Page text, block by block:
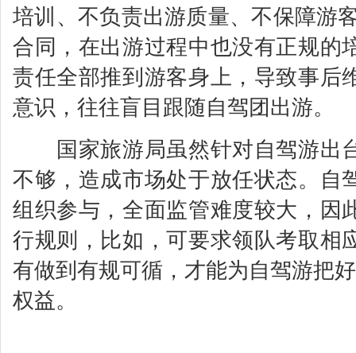
培训、不负责出游质量、不保障游
合同，在出游过程中也没有正规的
责任全部推到游客身上，导致事后
意识，往往盲目跟随自驾团出游。
国家旅游局虽然针对自驾游出
不够，造成市场处于放任状态。自
组织参与，全面监管难度较大，因
行规则，比如，可要求领队考取相
有做到有规可循，才能为自驾游把
权益。